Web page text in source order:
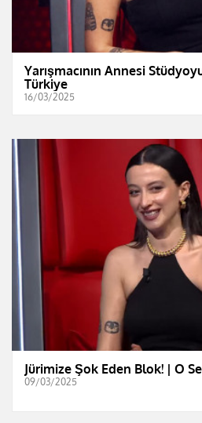
Yarışmacının Annesi
Türkiye
16/03/2025
Jürimize Şok Eden Blok! | O
09/03/2025